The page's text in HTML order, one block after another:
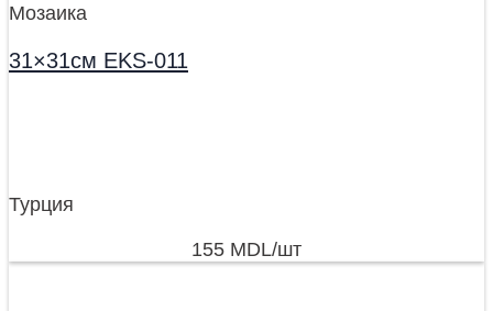
Мозаика
31×31см EKS-011
Турция
155 MDL/шт